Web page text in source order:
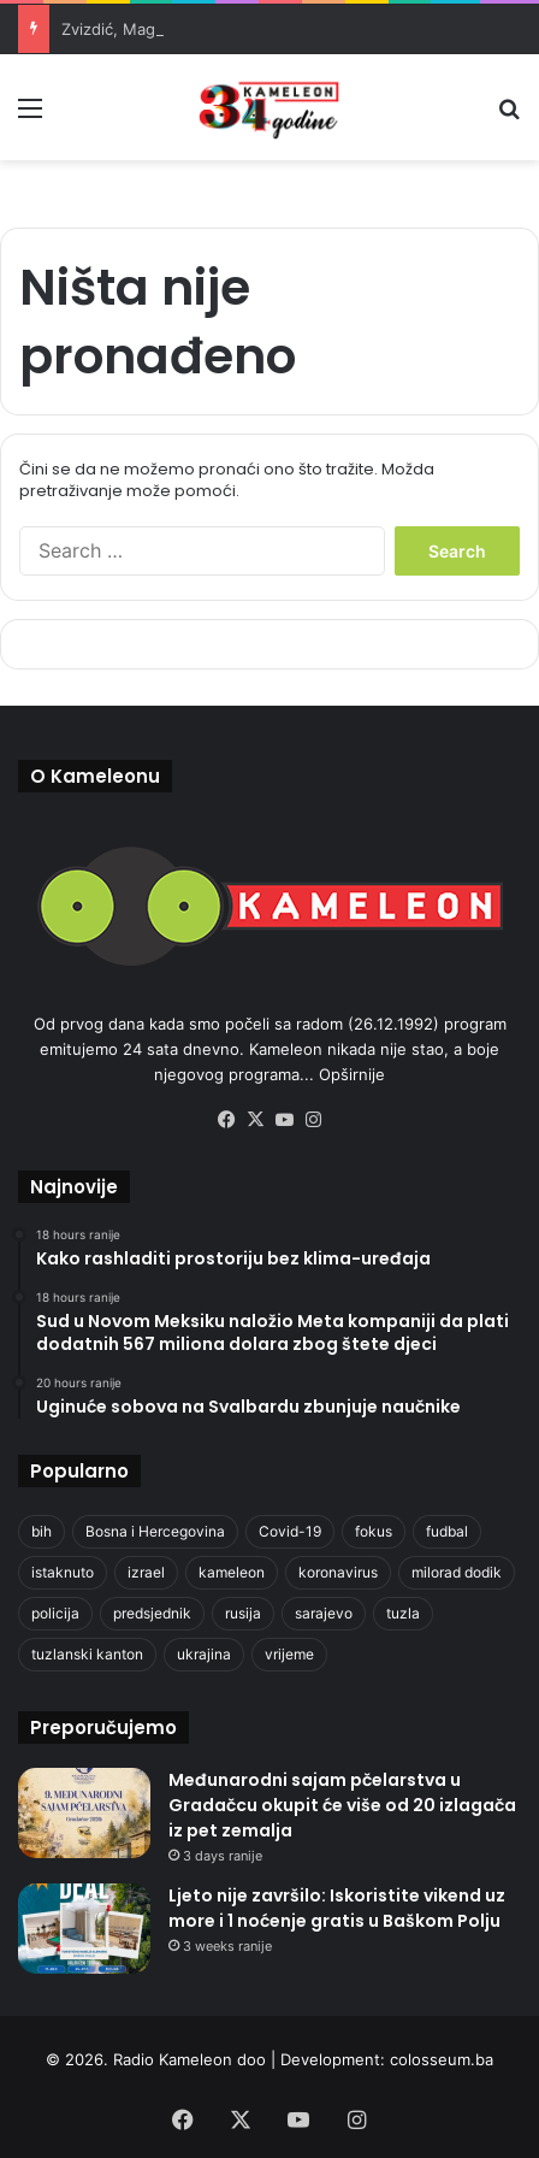
Ništa nije
pronađeno
Čini se da ne možemo pronaći ono što tražite. Možda
pretraživanje može pomoći.
h
O Kameleonu
Od prvog dana kada smo počeli sa radom (26.12.1992) program
emitujemo 24 sata dnevno. Kameleon nikada nije stao, a boje
njegovog programa... Opširnije
Facebook
X YouTube
Najnovije
18 hours ranije
Kako rashladiti prostoriju bez klima-uređaja
18 hours ranije
Sud u Novom Meksiku naložio Meta kompaniji da plati
dodatnih 567 miliona dolara zbog štete djeci
20 hours ranije
Uginuće sobova na Svalbardu zbunjuje naučnike
Popularno
bih Bosna i Hercegovina Covid-19 fokus fudbal
istaknuto izrael kameleon koronavirus milorad dodik
policija predsjednik rusija sarajevo tuzla
tuzlanski kanton ukrajina vrijeme
Preporučujemo
Međunarodni sajam pčelarstva u
Gradačcu okupit će više od 20 izlagača
iz pet zemalja
3 days ranije
Ljeto nije završilo: Iskoristite vikend uz
more i 1 noćenje gratis u Baškom Polju
3 weeks ranije
© 2026. Radio Kameleon doo | Development: colosseum.ba
Facebook YouTubeInstagram